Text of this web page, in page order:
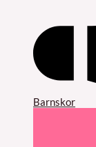
Barnskor